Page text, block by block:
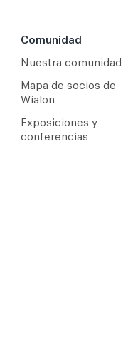
Comunidad
Nuestra comunidad
Mapa de socios de
Wialon
Exposiciones y
conferencias